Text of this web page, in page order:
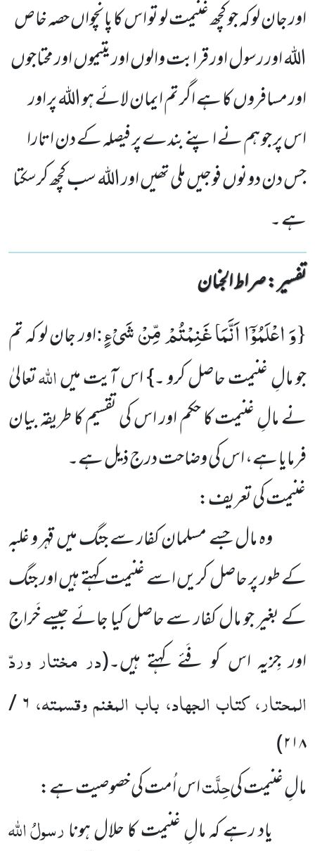
اور جان لو کہ جو کچھ غنیمت لو تو اس کا پانچواں حصہ خاص
اللہ اور رسول اور قرابت والوں اور یتیموں اور محتاجوں
اور مسافروں کا ہے اگر تم ایمان لائے ہو اللہ پر اور
اس پر جو ہم نے اپنے بندے پر فیصلہ کے دن اتارا
جس دن دونوں فوجیں ملی تھیں اور اللہ سب کچھ کرسکتا
ہے ۔
تفسیر : ‎صراط الجنان
{وَ اعْلَمُوْۤا اَنَّمَا غَنِمْتُمْ مِّنْ شَیْءٍ:اور جان لو کہ تم
جو مالِ غنیمت حاصل کرو ۔} اس آیت میںاللہتعالیٰ
نے مالِ غنیمت کا حکم اور اس کی تقسیم کا طریقہ بیان
فرمایا ہے، اس کی وضاحت درج ذیل ہے۔
غنیمت کی تعریف:
وہ مال جسے مسلمان کفار سے جنگ میں قہر و غلبہ
کے طور پر حاصل کریں اسے غنیمت کہتے ہیں اور جنگ
کے بغیر جو مال کفار سے حاصل کیا جائے جیسے خَراج
اور جِزیہ اس کو فَئے کہتے ہیں۔(در مختار وردّ
المحتار، کتاب الجہاد، باب المغنم وقسمتہ، ۶ /
۲۱۸)
مالِ غنیمت کیحِلَّتاس اُمت کی خصوصیت ہے:
یاد رہے کہ مالِ غنیمت کا حلال ہونارسولُ اللہ